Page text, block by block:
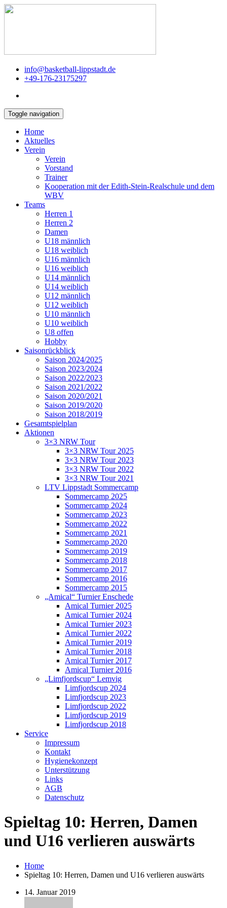
info@basketball-lippstadt.de
+49-176-23175297
Toggle navigation
Home
Aktuelles
Verein
Verein
Vorstand
Trainer
Kooperation mit der Edith-Stein-Realschule und dem
WBV
Teams
Herren 1
Herren 2
Damen
U18 männlich
U18 weiblich
U16 männlich
U16 weiblich
U14 männlich
U14 weiblich
U12 männlich
U12 weiblich
U10 männlich
U10 weiblich
U8 offen
Hobby
Saisonrückblick
Saison 2024/2025
Saison 2023/2024
Saison 2022/2023
Saison 2021/2022
Saison 2020/2021
Saison 2019/2020
Saison 2018/2019
Gesamtspielplan
Aktionen
3×3 NRW Tour
3×3 NRW Tour 2025
3×3 NRW Tour 2023
3×3 NRW Tour 2022
3×3 NRW Tour 2021
LTV Lippstadt Sommercamp
Sommercamp 2025
Sommercamp 2024
Sommercamp 2023
Sommercamp 2022
Sommercamp 2021
Sommercamp 2020
Sommercamp 2019
Sommercamp 2018
Sommercamp 2017
Sommercamp 2016
Sommercamp 2015
„Amical“ Turnier Enschede
Amical Turnier 2025
Amical Turnier 2024
Amical Turnier 2023
Amical Turnier 2022
Amical Turnier 2019
Amical Turnier 2018
Amical Turnier 2017
Amical Turnier 2016
„Limfjordscup“ Lemvig
Limfjordscup 2024
Limfjordscup 2023
Limfjordscup 2022
Limfjordscup 2019
Limfjordscup 2018
Service
Impressum
Kontakt
Hygienekonzept
Unterstützung
Links
AGB
Datenschutz
Spieltag 10: Herren, Damen
und U16 verlieren auswärts
Home
Spieltag 10: Herren, Damen und U16 verlieren auswärts
14. Januar 2019